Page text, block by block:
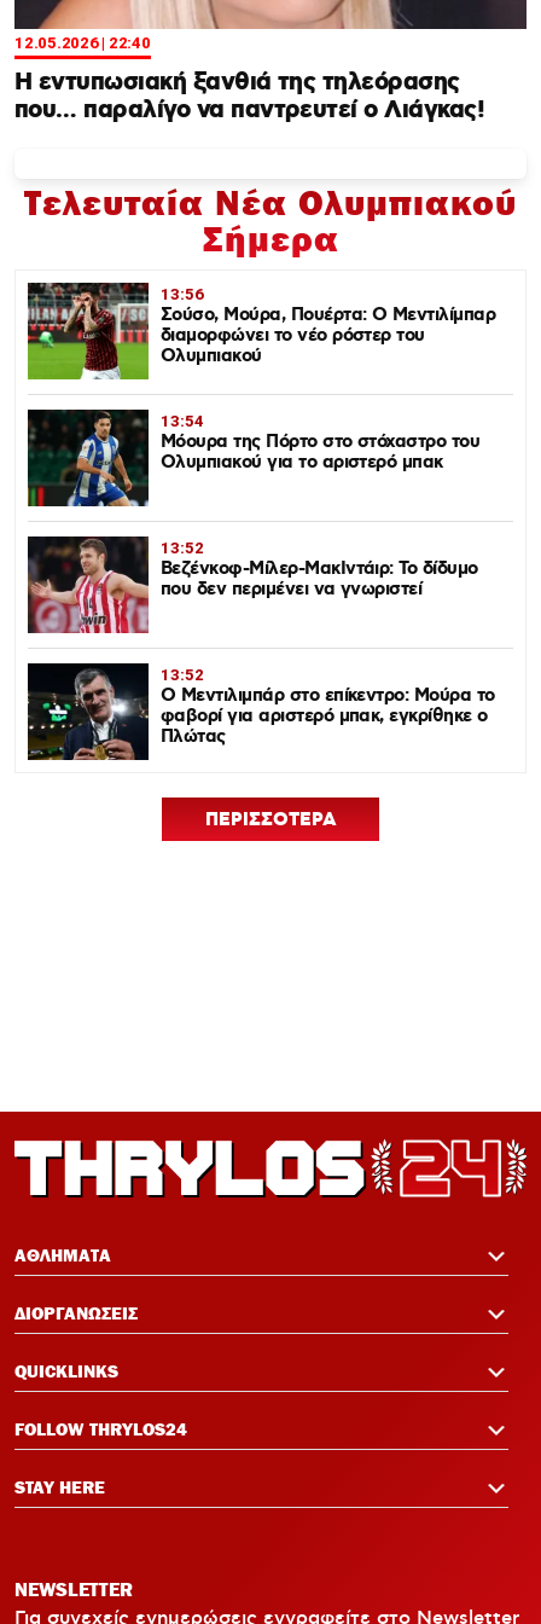
12.05.2026 | 22:40
Η εντυπωσιακή ξανθιά της τηλεόρασης
που… παραλίγο να παντρευτεί ο Λιάγκας!
Τελευταία Νέα Ολυμπιακού
Σήμερα
13:56
Σούσο, Μούρα, Πουέρτα: Ο Μεντιλίμπαρ
διαμορφώνει το νέο ρόστερ του
Ολυμπιακού
13:54
Μόουρα της Πόρτο στο στόχαστρο του
Ολυμπιακού για το αριστερό μπακ
13:52
Βεζένκοφ-Μίλερ-ΜακΙντάιρ: Το δίδυμο
που δεν περιμένει να γνωριστεί
13:52
Ο Μεντιλιμπάρ στο επίκεντρο: Μούρα το
φαβορί για αριστερό μπακ, εγκρίθηκε ο
Πλώτας
ΠΕΡΙΣΣΟΤΕΡΑ
ΑΘΛΗΜΑΤΑ
ΔΙΟΡΓΑΝΩΣΕΙΣ
QUICKLINKS
FOLLOW THRYLOS24
STAY HERE
NEWSLETTER
Για συνεχείς ενημερώσεις εγγραφείτε στο Newsletter